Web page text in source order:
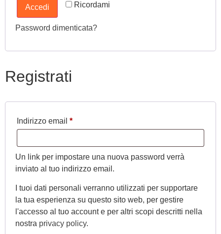
Ricordami
Accedi
Password dimenticata?
Registrati
Indirizzo email *
Un link per impostare una nuova password verrà
inviato al tuo indirizzo email.
I tuoi dati personali verranno utilizzati per supportare
la tua esperienza su questo sito web, per gestire
l'accesso al tuo account e per altri scopi descritti nella
nostra privacy policy.